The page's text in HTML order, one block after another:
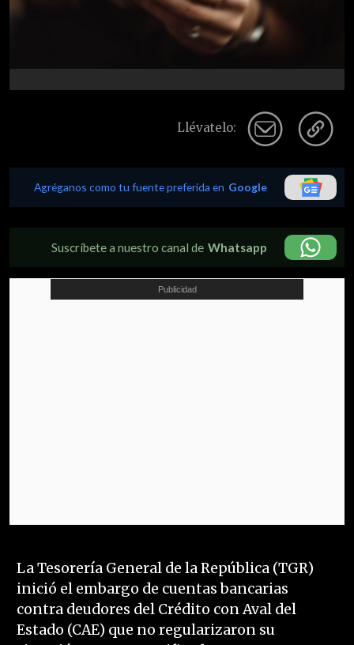
Llévatelo:
Agréganos como tu fuente preferida en Google
Suscríbete a nuestro canal de Whatsapp
La Tesorería General de la República (TGR)
inició el embargo de cuentas bancarias
contra deudores del Crédito con Aval del
Estado (CAE) que no regularizaron su